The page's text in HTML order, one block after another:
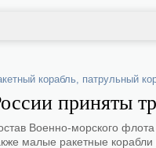
корабль, патрульный
приняты
Военно-морского
малые ракетные